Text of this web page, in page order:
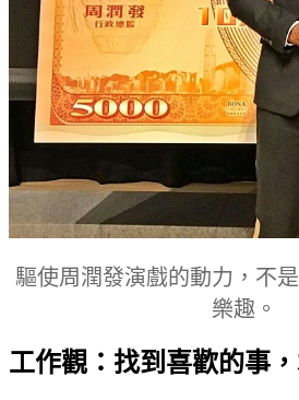
驅使周潤發演戲的動力，不
樂趣。
工作觀：找到喜歡的事